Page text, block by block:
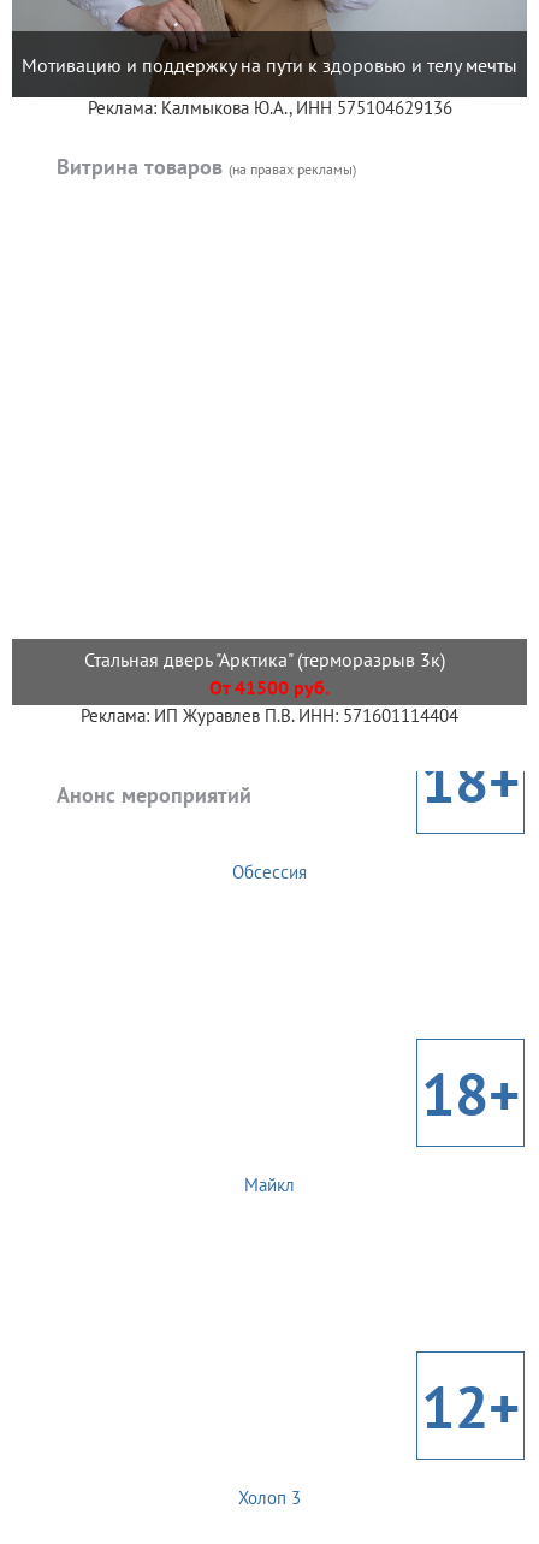
Мотивацию и поддержку на пути к здоровью и телу мечты
Реклама: Калмыкова Ю.А., ИНН 575104629136
Витрина товаров (на правах рекламы)
Стальная дверь "Арктика" (терморазрыв 3к)
От 41500 руб.
Реклама: ИП Журавлев П.В. ИНН: 571601114404
Анонс мероприятий 18+
Обсессия
18+
Майкл
12+
Холоп 3